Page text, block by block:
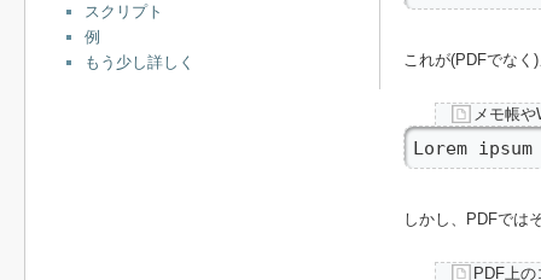
スクリプト
例
もう少し詳しく
これが(PDFでなく
メモ帳
Lorem
しかし、PDFでは
PDF上の